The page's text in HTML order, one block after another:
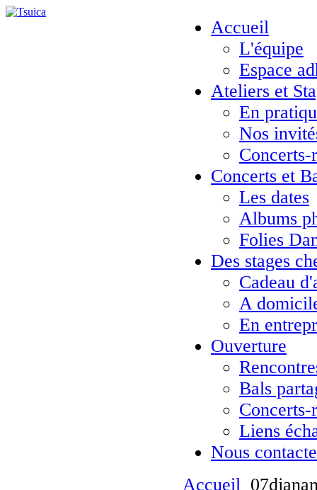
Accueil
L'équipe
Espace
Ateliers et
En
Nos
Concerts-
Concerts et
Les dates
Albums
Folies
Des stages
Cadeau
A
En
Ouverture
Bals
Concerts-
Liens
Nous
Accueil